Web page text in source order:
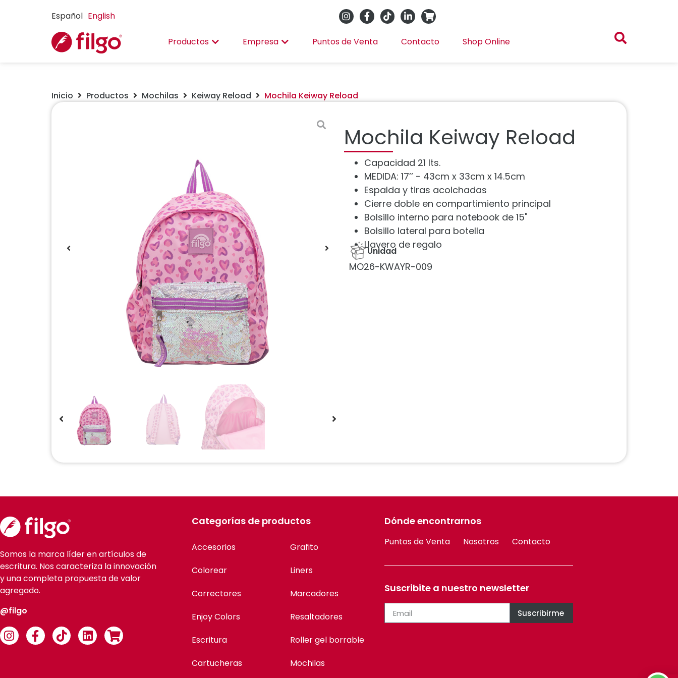
Español English
Productos Empresa Puntos de Venta Contacto Shop Online
Inicio Productos Mochilas Keiway Reload Mochila Keiway Reload
Mochila Keiway Reload
Capacidad 21 lts.
MEDIDA: 17’’ - 43cm x 33cm x 14.5cm
Espalda y tiras acolchadas
Cierre doble en compartimiento principal
Bolsillo interno para notebook de 15"
Bolsillo lateral para botella
Llavero de regalo
Unidad
MO26-KWAYR-009
Somos la marca líder en artículos de
escritura. Nos caracteriza la innovación
y una completa propuesta de valor
agregado.
@filgo
Categorías de productos
Accesorios
Colorear
Correctores
Enjoy Colors
Escritura
Cartucheras
Grafito
Liners
Marcadores
Resaltadores
Roller gel borrable
Mochilas
Dónde encontrarnos
Puntos de Venta Nosotros Contacto
Suscribite a nuestro newsletter
Suscribirme